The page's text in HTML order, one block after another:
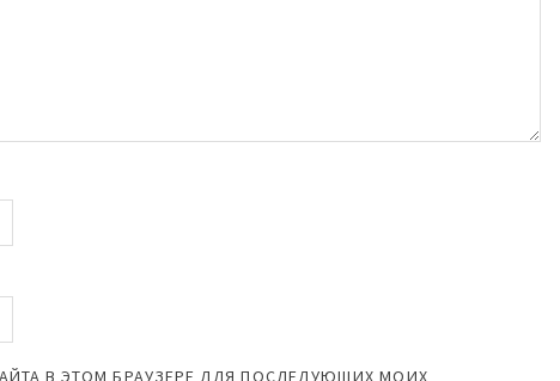
В ЭТОМ БРАУЗЕРЕ ДЛЯ ПОСЛЕДУЮЩИХ МОИХ